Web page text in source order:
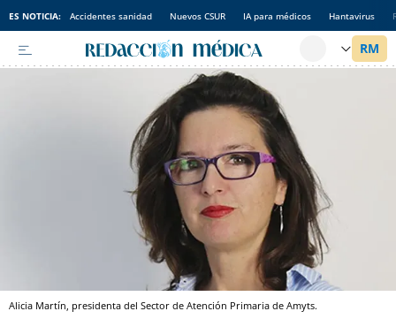
ES NOTICIA: Accidentes sanidad Nuevos CSUR IA para médicos Hantavirus
Alicia Martín, presidenta del Sector de Atención Primaria de Amyts.